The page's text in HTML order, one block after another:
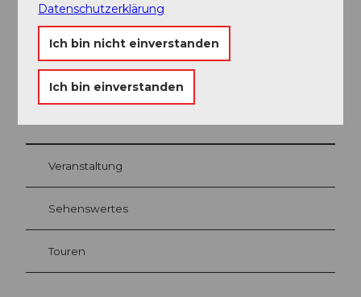
Nidwalden Tourismus
In der Nähe
Veranstaltung
Sehenswertes
Touren
Datenschutzerklärung
Ich bin nicht einverstanden
Ich bin einverstanden